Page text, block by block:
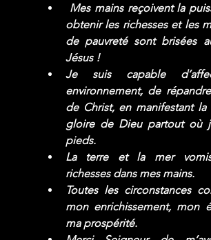
Mes mains reçoivent la
obtenir les richesses et les
de pauvreté sont brisées
Jésus !
Je suis capable
environnement, de
de Christ, en manifestant
gloire de Dieu partout où
pieds.
La terre et la mer
richesses dans mes mains.
Toutes les circonstances
mon enrichissement, mon
ma prospérité.